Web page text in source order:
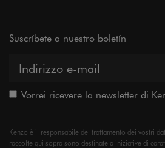
Suscríbete a nuestro boletín
Vorrei ricevere la newsletter di
Kenzo è il responsabile del trattamento dei vostri
raccolte qui sopra sono destinate a iniziative di